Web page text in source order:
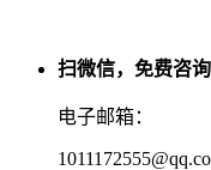
扫微信，免费咨询
电子邮箱：